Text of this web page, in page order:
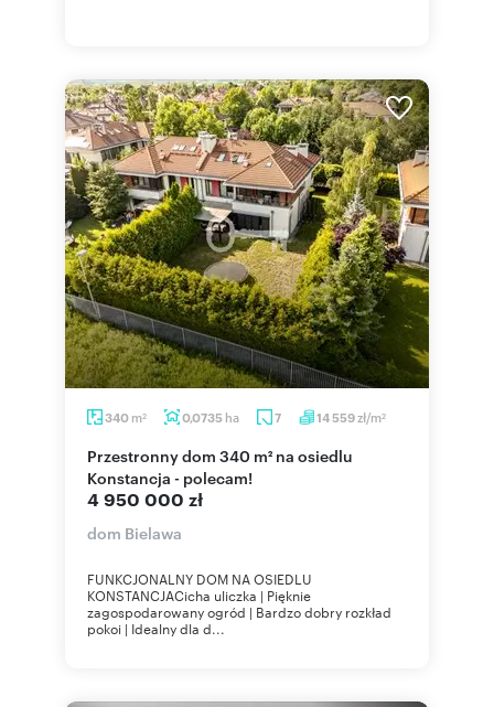
340 m2 0,0735 ha 7 14 559zł/m2
Przestronny dom 340 m² na osiedlu
Konstancja - polecam!
4 950 000 zł
dom Bielawa
FUNKCJONALNY DOM NA OSIEDLU
KONSTANCJACicha uliczka | Pięknie
zagospodarowany ogród | Bardzo dobry rozkład
pokoi | Idealny dla d...